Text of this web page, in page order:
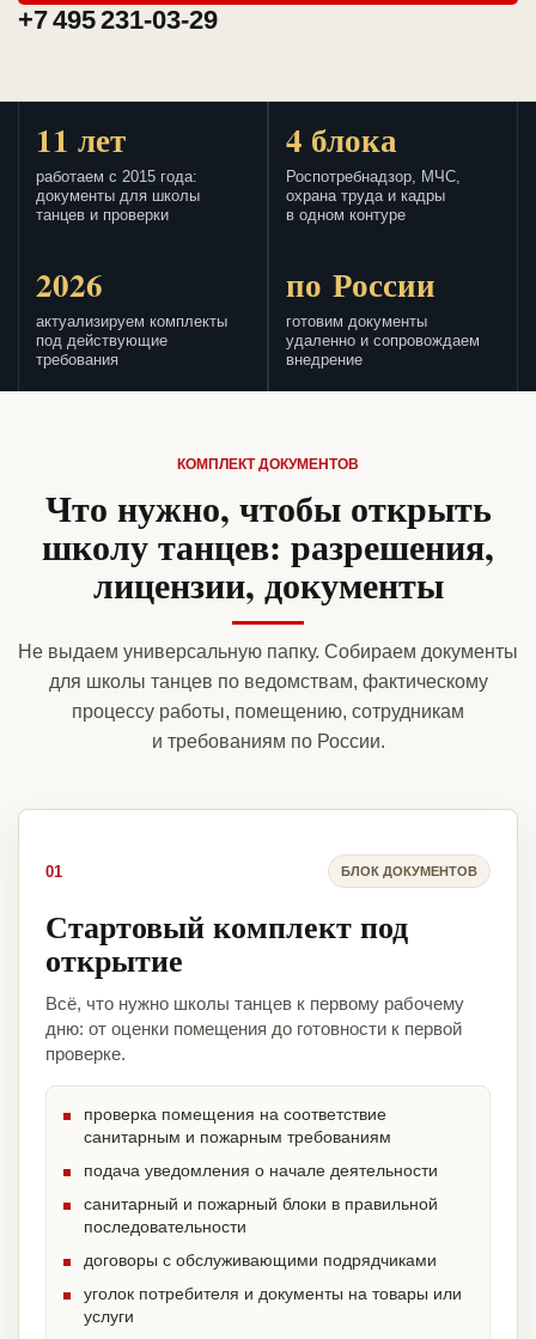
+7 495 231-03-29
11 лет
работаем с 2015 года:
документы для школы
танцев и проверки
4 блока
Роспотребнадзор, МЧС,
охрана труда и кадры
в одном контуре
2026
актуализируем комплекты
под действующие
требования
по России
готовим документы
удаленно и сопровождаем
внедрение
КОМПЛЕКТ ДОКУМЕНТОВ
Что нужно, чтобы открыть
школу танцев: разрешения,
лицензии, документы
Не выдаем универсальную папку. Собираем документы
для школы танцев по ведомствам, фактическому
процессу работы, помещению, сотрудникам
и требованиям по России.
01 БЛОК ДОКУМЕНТОВ
Стартовый комплект под
открытие
Всё, что нужно школы танцев к первому рабочему
дню: от оценки помещения до готовности к первой
проверке.
проверка помещения на соответствие
санитарным и пожарным требованиям
подача уведомления о начале деятельности
санитарный и пожарный блоки в правильной
последовательности
договоры с обслуживающими подрядчиками
уголок потребителя и документы на товары или
услуги